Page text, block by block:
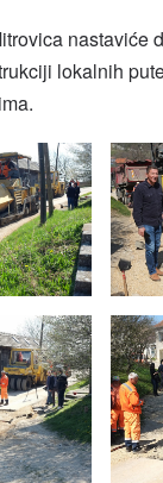
nastaviće
lokalnih